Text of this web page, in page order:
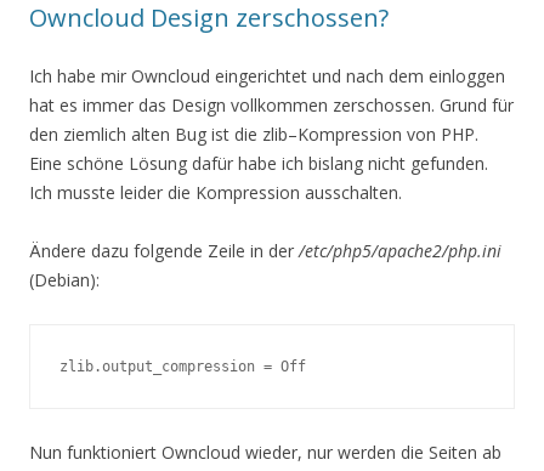
Owncloud Design zerschossen?
Ich habe mir Owncloud eingerichtet und nach dem einloggen
hat es immer das Design vollkommen zerschossen. Grund für
den ziemlich alten Bug ist die zlib–Kompression von PHP.
Eine schöne Lösung dafür habe ich bislang nicht gefunden.
Ich musste leider die Kompression ausschalten.
Ändere dazu folgende Zeile in der/etc/php5/apache2/php.ini
(Debian):
zlib.output_compression = Off
Nun funktioniert Owncloud wieder, nur werden die Seiten ab